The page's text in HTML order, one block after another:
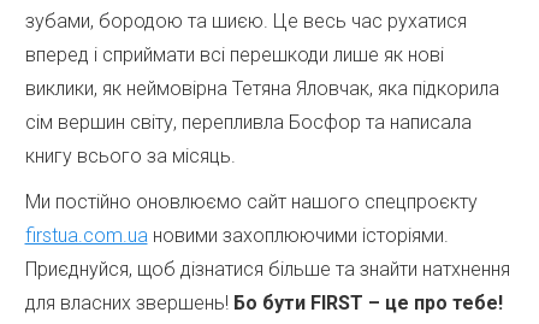
зубами, бородою та шиєю. Це весь час рухатися
вперед і сприймати всі перешкоди лише як нові
виклики, як неймовірна Тетяна Яловчак, яка підкорила
сім вершин світу, перепливла Босфор та написала
книгу всього за місяць.
Ми постійно оновлюємо сайт нашого спецпроєкту
firstua.com.uaновими захоплюючими історіями.
Приєднуйся, щоб дізнатися більше та знайти натхнення
для власних звершень! Бо бути FIRST – це про тебе!